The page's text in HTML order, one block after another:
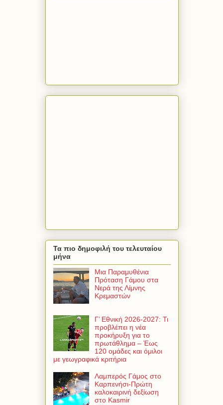
Τα πιο δημοφιλή του τελευταίου
μήνα
Μια Παραμυθένια
Πρόταση Γάμου στα
Νερά της Λίμνης
Κρεμαστών
Γ’ Εθνική 2026-2027: Τι
προβλέπει η νέα
προκήρυξη για το
πρωτάθλημα – Έως
120 ομάδες και όμιλοι
με γεωγραφικά κριτήρια
Λαμπερός Γάμος στο
Καρπενήσι-Πρώτη
καλοκαιρινή δεξίωση
στο Kasmir